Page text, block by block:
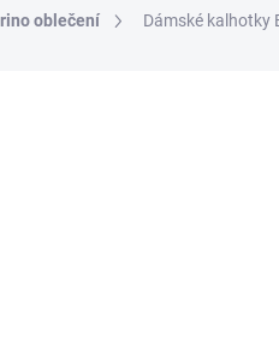
oblečení Dámské kalhotky